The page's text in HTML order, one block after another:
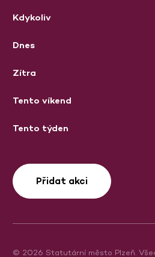
Kdykoliv
Dnes
Zítra
Tento víkend
Tento týden
Přidat akci
© 2026 Statutární město Plzeň.